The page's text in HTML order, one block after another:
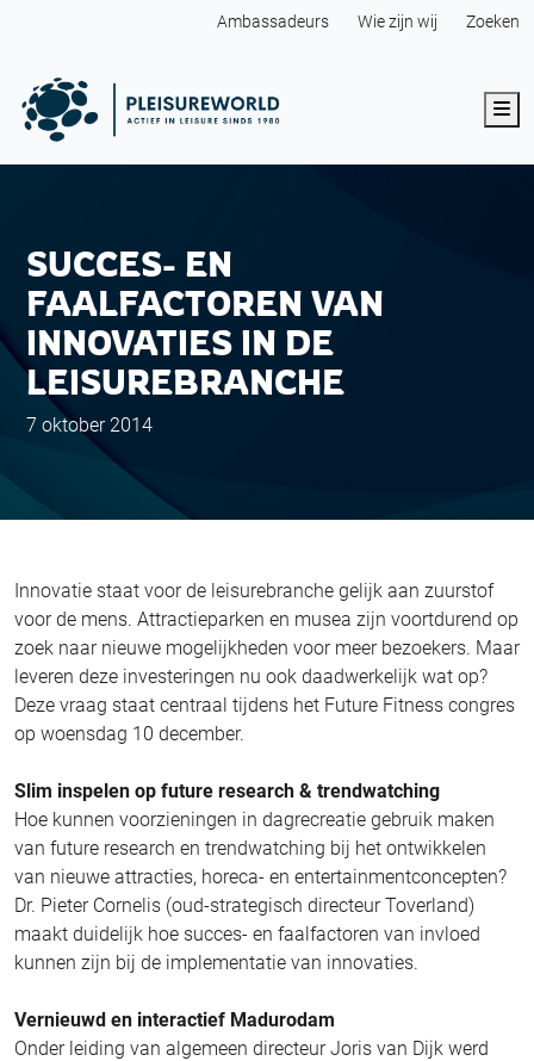
Ambassadeurs Wie zijn wij Zoeken
SUCCES- EN
FAALFACTOREN VAN
INNOVATIES IN DE
LEISUREBRANCHE
7 oktober 2014
Innovatie staat voor de leisurebranche gelijk aan zuurstof
voor de mens. Attractieparken en musea zijn voortdurend op
zoek naar nieuwe mogelijkheden voor meer bezoekers. Maar
leveren deze investeringen nu ook daadwerkelijk wat op?
Deze vraag staat centraal tijdens het Future Fitness congres
op woensdag 10 december.
Slim inspelen op future research & trendwatching
Hoe kunnen voorzieningen in dagrecreatie gebruik maken
van future research en trendwatching bij het ontwikkelen
van nieuwe attracties, horeca- en entertainmentconcepten?
Dr. Pieter Cornelis (oud-strategisch directeur Toverland)
maakt duidelijk hoe succes- en faalfactoren van invloed
kunnen zijn bij de implementatie van innovaties.
Vernieuwd en interactief Madurodam
Onder leiding van algemeen directeur Joris van Dijk werd